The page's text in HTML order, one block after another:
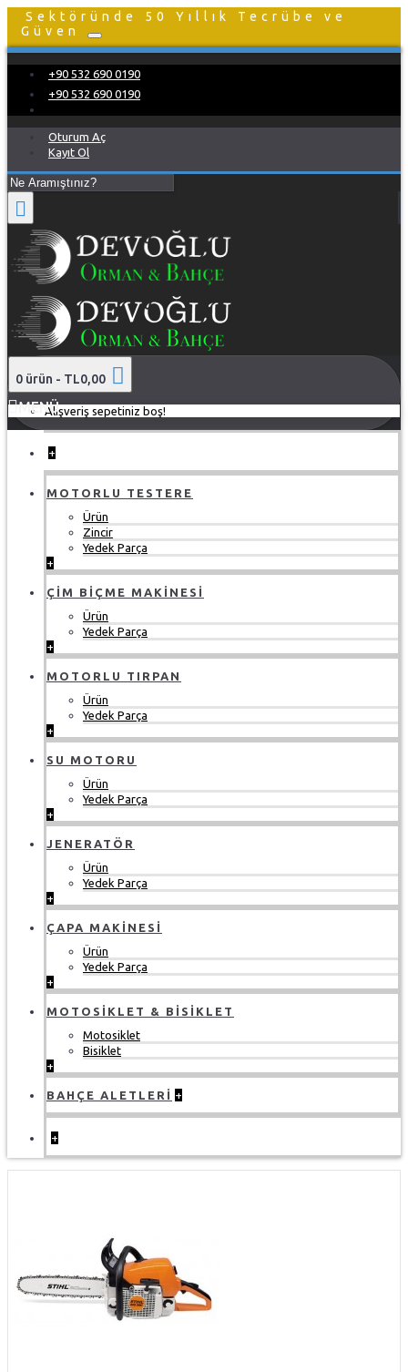
Sektöründe 50 Yıllık Tecrübe ve
Güven
+90 532 690 0190
+90 532 690 0190
Oturum Aç
Kayıt Ol
0 ürün - TL0,00
Alışveriş sepetiniz boş!
MENÜ
+
MOTORLU TESTERE
Ürün
Zincir
Yedek Parça
+
ÇIM BIÇME MAKINESI
Ürün
Yedek Parça
+
MOTORLU TIRPAN
Ürün
Yedek Parça
+
SU MOTORU
Ürün
Yedek Parça
+
JENERATÖR
Ürün
Yedek Parça
+
ÇAPA MAKINESI
Ürün
Yedek Parça
+
MOTOSIKLET & BISIKLET
Motosiklet
Bisiklet
+
BAHÇE ALETLERI +
+